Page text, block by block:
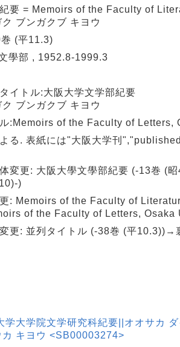
要 = Memoirs of the Faculty of
ブンガクブ キヨウ
(平11.3)
學部 , 1952.8-1999.3
イトル:大阪大学文学部紀要
ブンガクブ キヨウ
:Memoirs of the Faculty of Letters,
る. 表紙には"大阪大学刊
変更: 大阪大學文學部紀要 (-13巻 (
)
: Memoirs of the Faculty of
of the Faculty of Letters, Osaka
更: 並列タイトル (-38巻 (平10.3))→
学大学院文学研究科紀要||オオサカ
カ キヨウ <SB00003274>